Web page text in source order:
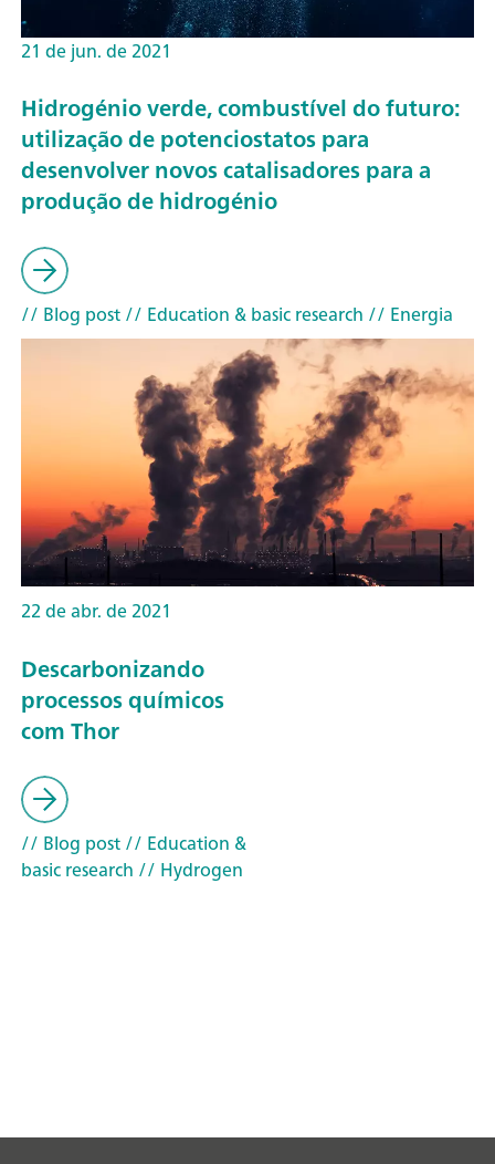
21 de jun. de 2021
Hidrogénio verde, combustível do futuro:
utilização de potenciostatos para
desenvolver novos catalisadores para a
produção de hidrogénio
// Blog post// Education & basic research // Energia
22 de abr. de 2021
Descarbonizando
processos químicos
com Thor
// Blog post// Education &
basic research // Hydrogen